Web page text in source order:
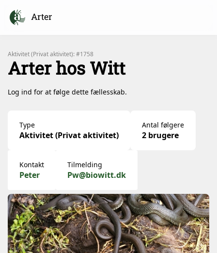
Arter
Aktivitet (Privat aktivitet): #1758
Arter hos Witt
Log ind for at følge dette fællesskab.
Type
Aktivitet (Privat aktivitet)
Antal følgere
2 brugere
Kontakt
Peter
Tilmelding
Pw@biowitt.dk